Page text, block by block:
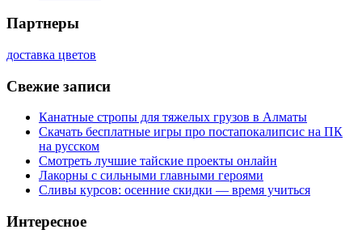
Партнеры
доставка цветов
Свежие записи
Канатные стропы для тяжелых грузов в Алматы
Скачать бесплатные игры про постапокалипсис на ПК
на русском
Смотреть лучшие тайские проекты онлайн
Лакорны с сильными главными героями
Сливы курсов: осенние скидки — время учиться
Интересное